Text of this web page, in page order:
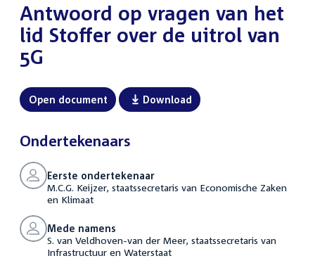
Antwoord op vragen van het
lid Stoffer over de uitrol van
5G
Open document Download
Ondertekenaars
Eerste ondertekenaar
M.C.G. Keijzer, staatssecretaris van Economische Zaken
en Klimaat
Mede namens
S. van Veldhoven-van der Meer, staatssecretaris van
Infrastructuur en Waterstaat